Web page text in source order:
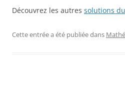
Découvrez les autres solutions
Cette entrée a été publiée dans